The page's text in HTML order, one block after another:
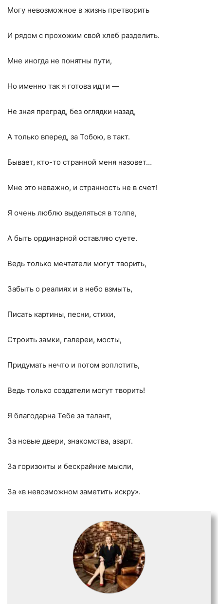
Могу невозможное в жизнь претворить
И рядом с прохожим свой хлеб разделить.
Мне иногда не понятны пути,
Но именно так я готова идти —
Не зная преград, без оглядки назад,
А только вперед, за Тобою, в такт.
Бывает, кто-то странной меня назовет…
Мне это неважно, и странность не в счет!
Я очень люблю выделяться в толпе,
А быть ординарной оставляю суете.
Ведь только мечтатели могут творить,
Забыть о реалиях и в небо взмыть,
Писать картины, песни, стихи,
Строить замки, галереи, мосты,
Придумать нечто и потом воплотить,
Ведь только создатели могут творить!
Я благодарна Тебе за талант,
За новые двери, знакомства, азарт.
За горизонты и бескрайние мысли,
За «в невозможном заметить искру».